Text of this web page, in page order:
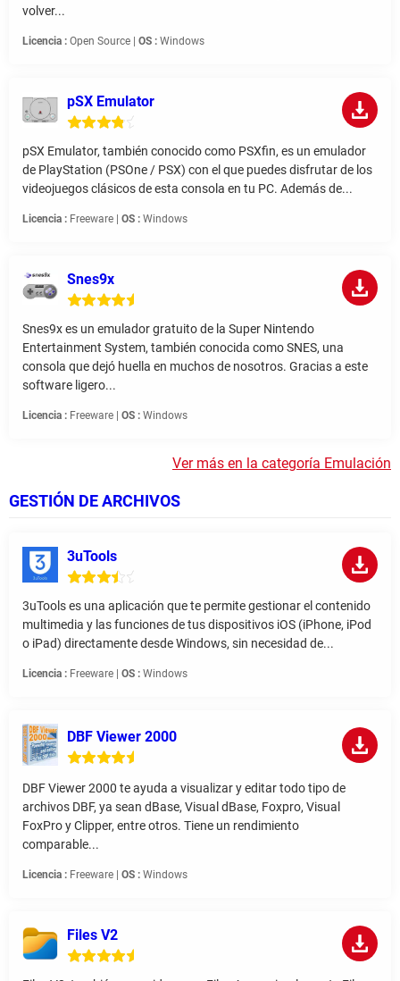
volver...
Licencia : Open Source | OS : Windows
pSX Emulator
pSX Emulator, también conocido como PSXfin, es un emulador
de PlayStation (PSOne / PSX) con el que puedes disfrutar de los
videojuegos clásicos de esta consola en tu PC. Además de...
Licencia : Freeware | OS : Windows
Snes9x
Snes9x es un emulador gratuito de la Super Nintendo
Entertainment System, también conocida como SNES, una
consola que dejó huella en muchos de nosotros. Gracias a este
software ligero...
Licencia : Freeware | OS : Windows
Ver más en la categoría Emulación
GESTIÓN DE ARCHIVOS
3uTools
3uTools es una aplicación que te permite gestionar el contenido
multimedia y las funciones de tus dispositivos iOS (iPhone, iPod
o iPad) directamente desde Windows, sin necesidad de...
Licencia : Freeware | OS : Windows
DBF Viewer 2000
DBF Viewer 2000 te ayuda a visualizar y editar todo tipo de
archivos DBF, ya sean dBase, Visual dBase, Foxpro, Visual
FoxPro y Clipper, entre otros. Tiene un rendimiento
comparable...
Licencia : Freeware | OS : Windows
Files V2